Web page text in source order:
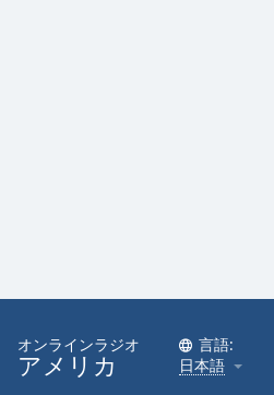
オンラインラジオ
アメリカ
言語:
日本語